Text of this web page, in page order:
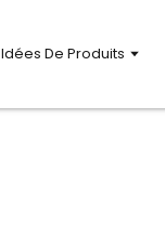
Idées De Produits